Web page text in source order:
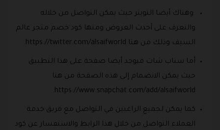
وهناك أيضا التويتر حيث يمكن التواصل من خلاله
والتعرف على أحدث العروض ومنها كود خصم متجر عالم
السيف وذلك من هنا https://twitter.com/alsaifworld.
أما سناب شات فيوجد أيضا صفحة على هذا التطبيق
حيث يمكن الانضمام إلى هذه الصفحة من هنا
https://www.snapchat.com/add/alsaifworld.
كما يمكن لجميع الراغبين في التواصل مع فريق خدمة
العملاء التواصل من خلال هذا الرابط والاستفسار عن كود